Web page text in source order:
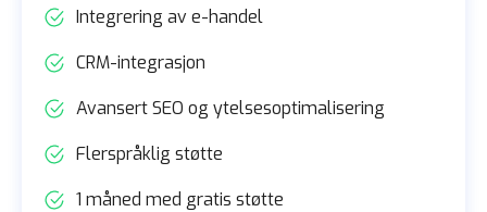
Integrering av e-handel
CRM-integrasjon
Avansert SEO og ytelsesoptimalisering
Flerspråklig støtte
1 måned med gratis støtte